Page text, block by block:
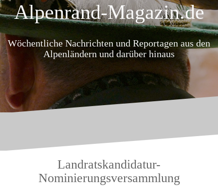
Alpenrand-Magazin.de
Wöchentliche Nachrichten und Reportagen aus den
Alpenländern und darüber hinaus
Landratskandidatur-
Nominierungsversammlung